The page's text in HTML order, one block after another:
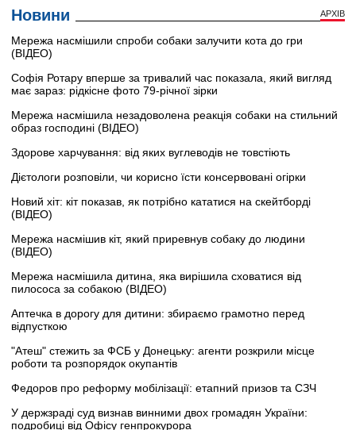
Новини АРХІВ
Мережа насмішили спроби собаки залучити кота до гри
(ВІДЕО)
Софія Ротару вперше за тривалий час показала, який вигляд
має зараз: рідкісне фото 79-річної зірки
Мережа насмішила незадоволена реакція собаки на стильний
образ господині (ВІДЕО)
Здорове харчування: від яких вуглеводів не товстіють
Дієтологи розповіли, чи корисно їсти консервовані огірки
Новий хіт: кіт показав, як потрібно кататися на скейтборді
(ВІДЕО)
Мережа насмішив кіт, який приревнув собаку до людини
(ВІДЕО)
Мережа насмішила дитина, яка вирішила сховатися від
пилососа за собакою (ВІДЕО)
Аптечка в дорогу для дитини: збираємо грамотно перед
відпусткою
"Атеш" стежить за ФСБ у Донецьку: агенти розкрили місце
роботи та розпорядок окупантів
Федоров про реформу мобілізації: етапний призов та СЗЧ
У держзраді суд визнав винними двох громадян України:
подробиці від Офісу генпрокурора